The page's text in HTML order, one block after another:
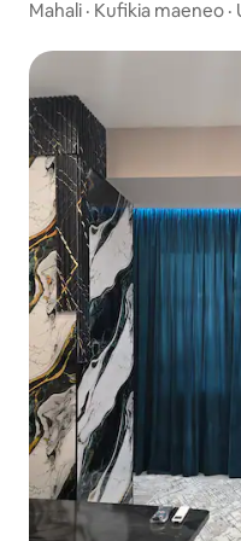
Mahali · Kufikia maeneo ·